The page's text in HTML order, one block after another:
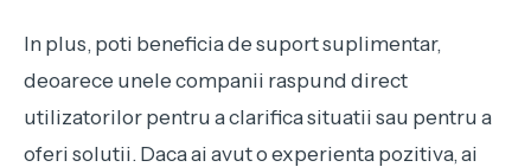
In plus, poti beneficia de suport suplimentar,
deoarece unele companii raspund direct
utilizatorilor pentru a clarifica situatii sau pentru a
oferi solutii. Daca ai avut o experienta pozitiva, ai